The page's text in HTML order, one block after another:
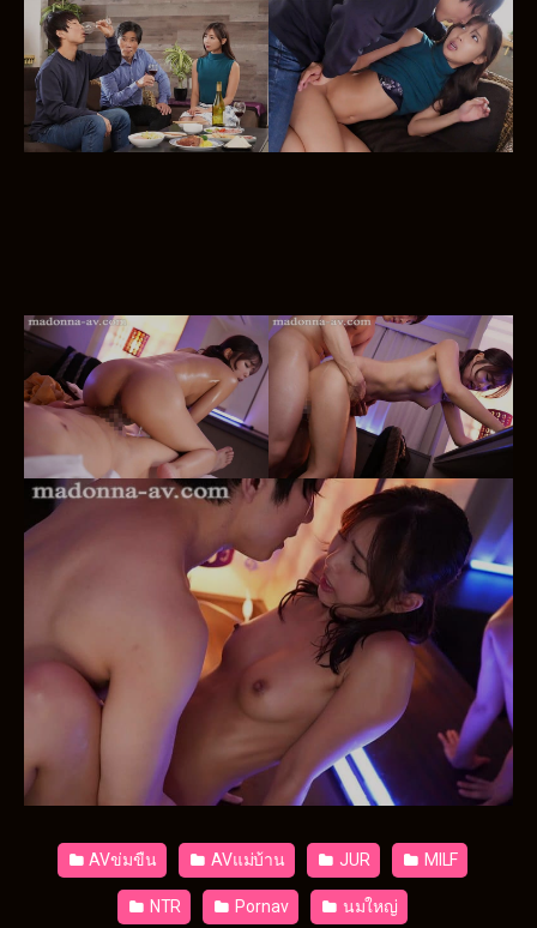
AVข่มขืน AVแม่บ้าน JUR MILF
NTR Pornav นมใหญ่